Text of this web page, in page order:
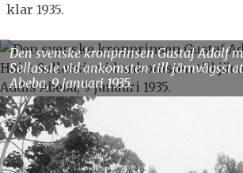
klar 1935.
Den svenske kronprinsen Gustaf Adolf
Sellassie vid ankomsten till
Abeba, ­9 januari 1935.